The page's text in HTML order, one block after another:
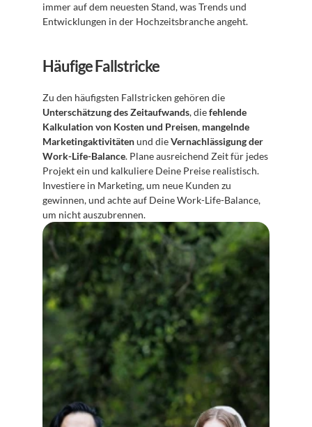
immer auf dem neuesten Stand, was Trends und
Entwicklungen in der Hochzeitsbranche angeht.
Häufige Fallstricke
Unterschätzung des Zeitaufwands, die fehlende
Kalkulation von Kosten und Preisen, mangelnde
Marketingaktivitäten und die Vernachlässigung der
Work-Life-Balance. Plane ausreichend Zeit für jedes
Projekt ein und kalkuliere Deine Preise realistisch.
Investiere in Marketing, um neue Kunden zu
gewinnen, und achte auf Deine Work-Life-Balance,
um nicht auszubrennen.